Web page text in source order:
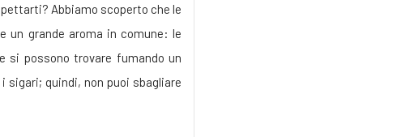
Abbiamo scoperto che le
un grande aroma in comune: le
si possono trovare fumando un
sigari; quindi, non puoi sbagliare